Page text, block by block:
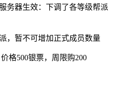
务器生效：下调了各等级帮派
，暂不可增加正式成员数量
格500银票，周限购200